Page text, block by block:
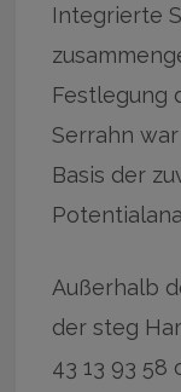
Integrierte
Festlegung
Serrahn
Basis der
Außerhalb
der steg
43 13 93 58